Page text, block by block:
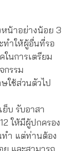
หน้าอย่างน้อย 3
ทำให้ผู้อื่นที่รอ
ในการเตรียม
กรรม
ใช้ส่วนตัวไป
บ รับอาสา
ให้มีผู้ปกครอง
ทำ แต่ท่านต้อง